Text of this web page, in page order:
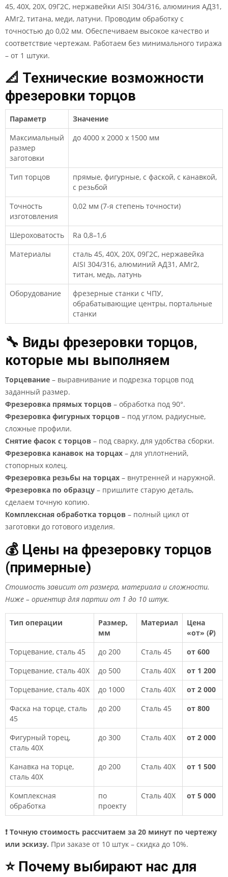
45, 40Х, 20Х, 09Г2С, нержавейки AISI 304/316, алюминия АД31,
АМг2, титана, меди, латуни. Проводим обработку с
точностью до 0,02 мм. Обеспечиваем высокое качество и
соответствие чертежам. Работаем без минимального тиража
– от 1 штуки.
📐 Технические возможности
фрезеровки торцов
Параметр
Значение
Максимальный
размер
заготовки
до 4000 x 2000 x 1500 мм
Тип торцов
прямые, фигурные, с фаской, с канавкой,
с резьбой
Точность
изготовления
0,02 мм (7-я степень точности)
Шероховатость
Ra 0,8–1,6
Материалы
сталь 45, 40Х, 20Х, 09Г2С, нержавейка
AISI 304/316, алюминий АД31, АМг2,
титан, медь, латунь
Оборудование
фрезерные станки с ЧПУ,
обрабатывающие центры, портальные
станки
🔧 Виды фрезеровки торцов,
которые мы выполняем
Торцевание – выравнивание и подрезка торцов под
заданный размер.
Фрезеровка прямых торцов – обработка под 90°.
Фрезеровка фигурных торцов – под углом, радиусные,
сложные профили.
Снятие фасок с торцов – под сварку, для удобства сборки.
Фрезеровка канавок на торцах – для уплотнений,
стопорных колец.
Фрезеровка резьбы на торцах – внутренней и наружной.
Фрезеровка по образцу – пришлите старую деталь,
сделаем точную копию.
Комплексная обработка торцов – полный цикл от
заготовки до готового изделия.
💰 Цены на фрезеровку торцов
(примерные)
Стоимость зависит от размера, материала и сложности.
Ниже – ориентир для партии от 1 до 10 штук.
Тип операции
Размер,
мм
Материал
Цена
«от» (₽)
Торцевание, сталь 45
до 200 Сталь 45
от 600
Торцевание, сталь 40Х
до 500 Сталь 40Х
от 1 200
Торцевание, сталь 40Х
до 1000 Сталь 40Х
от 2 000
Фаска на торце, сталь
45
до 200 Сталь 45 от 800
Фигурный торец,
сталь 40Х
до 300 Сталь 40Х от 2 000
Канавка на торце,
сталь 40Х
до 200 Сталь 40Х от 1 500
Комплексная
обработка
по
проекту
Сталь 40Х от 5 000
❗ Точную стоимость рассчитаем за 20 минут по чертежу
или эскизу. При заказе от 10 штук – скидка до 10%.
⭐ Почему выбирают нас для